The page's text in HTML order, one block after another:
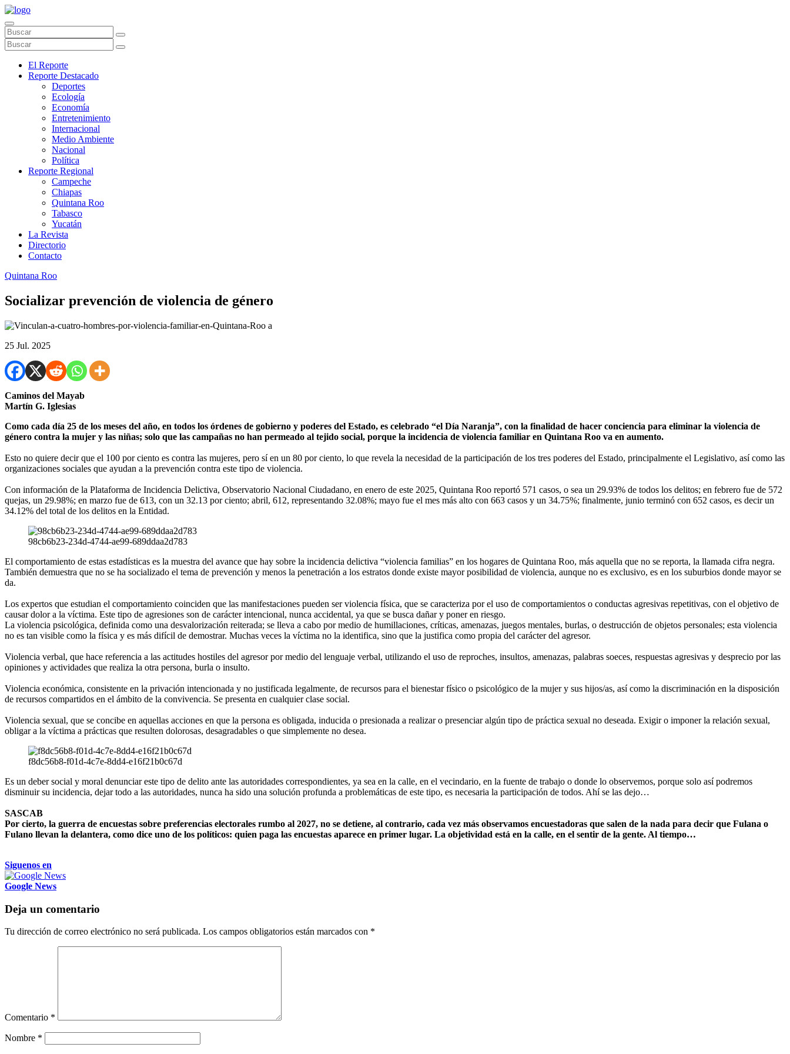
El Reporte
Reporte Destacado
Deportes
Ecología
Economía
Entretenimiento
Internacional
Medio Ambiente
Nacional
Política
Reporte Regional
Campeche
Chiapas
Quintana Roo
Tabasco
Yucatán
La Revista
Directorio
Contacto
Quintana Roo
Socializar prevención de violencia de género
25 Jul. 2025
Caminos del Mayab
Martín G. Iglesias
Como cada día 25 de los meses del año, en todos los órdenes de gobierno y poderes del Estado, es celebrado “el Día Naranja”, con la finalidad de hacer conciencia para eliminar la violencia de
género contra la mujer y las niñas; solo que las campañas no han permeado al tejido social, porque la incidencia de violencia familiar en Quintana Roo va en aumento.
Esto no quiere decir que el 100 por ciento es contra las mujeres, pero sí en un 80 por ciento, lo que revela la necesidad de la participación de los tres poderes del Estado, principalmente el Legislativo, así como las
organizaciones sociales que ayudan a la prevención contra este tipo de violencia.
Con información de la Plataforma de Incidencia Delictiva, Observatorio Nacional Ciudadano, en enero de este 2025, Quintana Roo reportó 571 casos, o sea un 29.93% de todos los delitos; en febrero fue de 572
quejas, un 29.98%; en marzo fue de 613, con un 32.13 por ciento; abril, 612, representando 32.08%; mayo fue el mes más alto con 663 casos y un 34.75%; finalmente, junio terminó con 652 casos, es decir un
34.12% del total de los delitos en la Entidad.
98cb6b23-234d-4744-ae99-689ddaa2d783
El comportamiento de estas estadísticas es la muestra del avance que hay sobre la incidencia delictiva “violencia familias” en los hogares de Quintana Roo, más aquella que no se reporta, la llamada cifra negra.
También demuestra que no se ha socializado el tema de prevención y menos la penetración a los estratos donde existe mayor posibilidad de violencia, aunque no es exclusivo, es en los suburbios donde mayor se
da.
Los expertos que estudian el comportamiento coinciden que las manifestaciones pueden ser violencia física, que se caracteriza por el uso de comportamientos o conductas agresivas repetitivas, con el objetivo de
causar dolor a la víctima. Este tipo de agresiones son de carácter intencional, nunca accidental, ya que se busca dañar y poner en riesgo.
La violencia psicológica, definida como una desvalorización reiterada; se lleva a cabo por medio de humillaciones, críticas, amenazas, juegos mentales, burlas, o destrucción de objetos personales; esta violencia
no es tan visible como la física y es más difícil de demostrar. Muchas veces la víctima no la identifica, sino que la justifica como propia del carácter del agresor.
Violencia verbal, que hace referencia a las actitudes hostiles del agresor por medio del lenguaje verbal, utilizando el uso de reproches, insultos, amenazas, palabras soeces, respuestas agresivas y desprecio por las
opiniones y actividades que realiza la otra persona, burla o insulto.
Violencia económica, consistente en la privación intencionada y no justificada legalmente, de recursos para el bienestar físico o psicológico de la mujer y sus hijos/as, así como la discriminación en la disposición
de recursos compartidos en el ámbito de la convivencia. Se presenta en cualquier clase social.
Violencia sexual, que se concibe en aquellas acciones en que la persona es obligada, inducida o presionada a realizar o presenciar algún tipo de práctica sexual no deseada. Exigir o imponer la relación sexual,
obligar a la víctima a prácticas que resulten dolorosas, desagradables o que simplemente no desea.
f8dc56b8-f01d-4c7e-8dd4-e16f21b0c67d
Es un deber social y moral denunciar este tipo de delito ante las autoridades correspondientes, ya sea en la calle, en el vecindario, en la fuente de trabajo o donde lo observemos, porque solo así podremos
disminuir su incidencia, dejar todo a las autoridades, nunca ha sido una solución profunda a problemáticas de este tipo, es necesaria la participación de todos. Ahí se las dejo…
SASCAB
Por cierto, la guerra de encuestas sobre preferencias electorales rumbo al 2027, no se detiene, al contrario, cada vez más observamos encuestadoras que salen de la nada para decir que Fulana o
Fulano llevan la delantera, como dice uno de los políticos: quien paga las encuestas aparece en primer lugar. La objetividad está en la calle, en el sentir de la gente. Al tiempo…
Siguenos en
Google News
Deja un comentario
Tu dirección de correo electrónico no será publicada. Los campos obligatorios están marcados con *
Comentario *
Nombre *